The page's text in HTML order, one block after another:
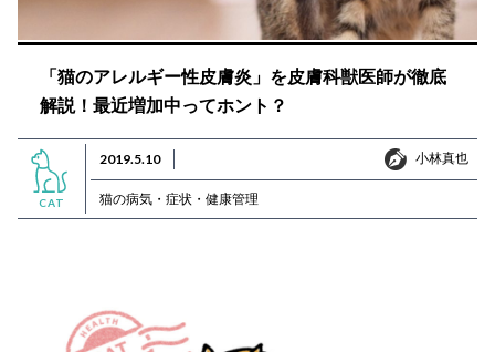
「猫のアレルギー性皮膚炎」を皮膚科獣医師が徹底
解説！最近増加中ってホント？
CAT
2019.5.10 小林真也
小林真也
猫の病気・症状・健康管理